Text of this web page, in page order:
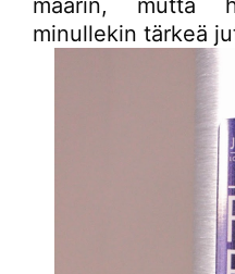
määrin, mutta
minullekin tärkeä